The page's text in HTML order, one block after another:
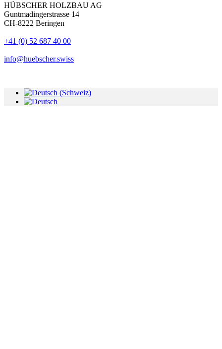
HÜBSCHER HOLZBAU AG
Guntmadingerstrasse 14
CH-8222 Beringen
+41 (0) 52 687 40 00
info@huebscher.swiss